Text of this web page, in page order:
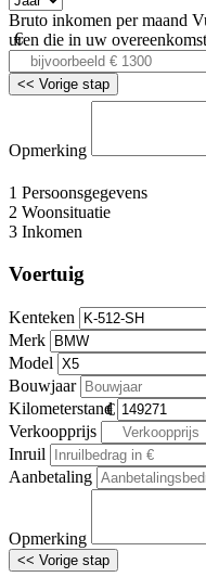
Bruto inkomen per maand
uren die in uw
<< Vorige stap
Opmerking
1 Persoonsgegevens
2 Woonsituatie
3 Inkomen
Voertuig
Kenteken
Merk
Model
Bouwjaar
Kilometerstand
Verkoopprijs
Inruil
Aanbetaling
Opmerking
<< Vorige stap